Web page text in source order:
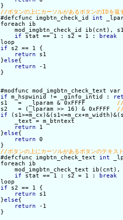
#defcfunc imgbtn_check_id int
foreach ib
mod_imgbtn_check_id ib(cnt),
if
stat == 1 : s2 = 1 :
break
if
s2 == 1 {
return
}else{
return
}
#modfunc mod_imgbtn_check_text
if
m_hspwinid != _ginfo_intid :
s1   =  _lparam & 0xFFFF
s2   = (_lparam >> 16) & 0xFFFF
if
    _text = m_btntext
return
}else{
return
#defcfunc imgbtn_check_text int
foreach ib
mod_imgbtn_check_text
if
stat == 1 : s2 = 1 :
break
if
s2 == 1 {
return
}else{
return
}